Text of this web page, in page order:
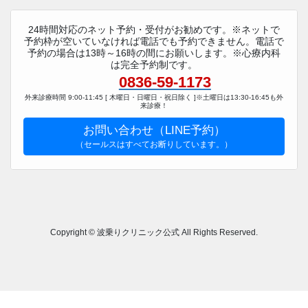
24時間対応のネット予約・受付がお勧めです。※ネットで
予約枠が空いていなければ電話でも予約できません。電話で
予約の場合は13時～16時の間にお願いします。※心療内科
は完全予約制です。
0836-59-1173
外来診療時間 9:00-11:45 [ 木曜日・日曜日・祝日除く ]※土曜日は13:30-16:45も外
来診療！
お問い合わせ（LINE予約）
（セールスはすべてお断りしています。）
Copyright © 波乗りクリニック公式 All Rights Reserved.